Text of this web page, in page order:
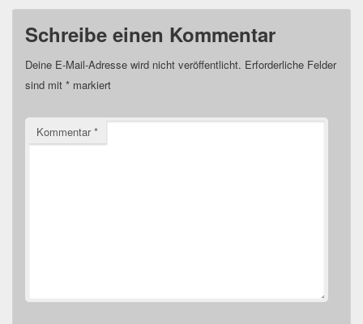
Schreibe einen Kommentar
Deine E-Mail-Adresse wird nicht veröffentlicht. Erforderliche Felder
sind mit * markiert
Kommentar*